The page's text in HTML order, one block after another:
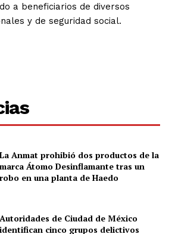
a beneficiarios de diversos
y de seguridad social.
La Anmat prohibió dos productos de la
marca Átomo Desinflamante tras un
robo en una planta de Haedo
Autoridades de Ciudad de México
identifican cinco grupos delictivos